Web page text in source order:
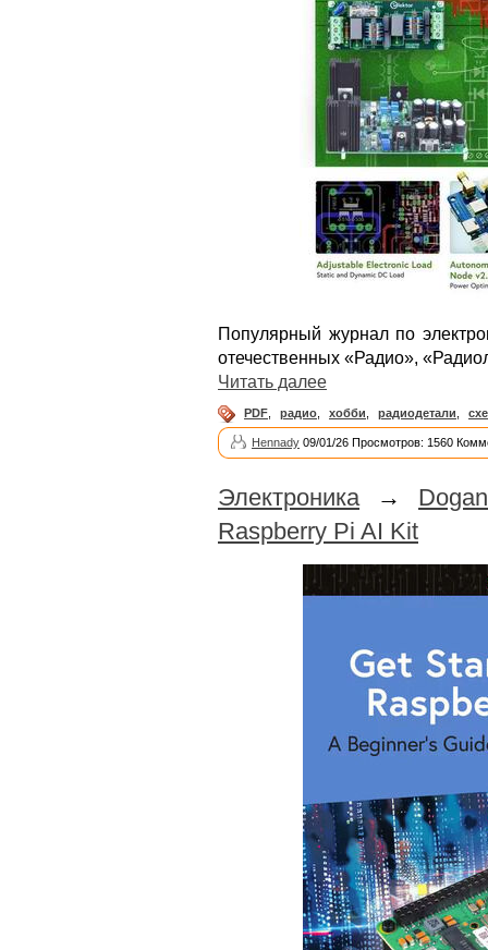
Популярный журнал по
отечественных «Радио»,
Читать далее
PDF радио хобби радиодетали
Hennady 09/01/26 Просмотров: 1560
Электроника→
Raspberry Pi AI Kit